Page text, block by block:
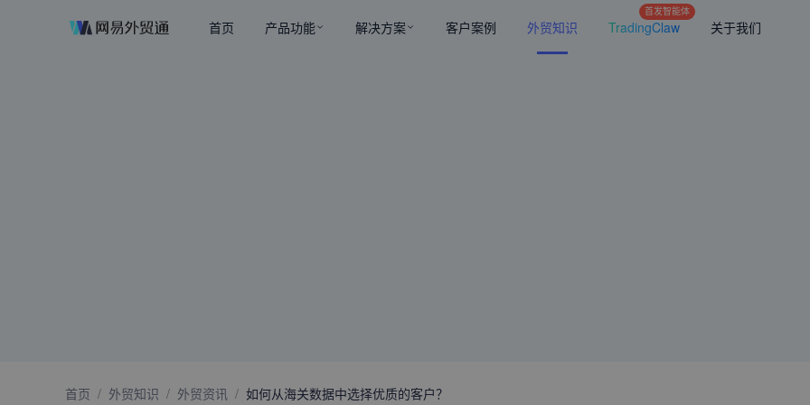
首页 产品功能 解决方案 客户案例 外贸知识 TradingClaw
首发智能体
关于我们
首页 / 外贸知识 / 外贸资讯 / 如何从海关数据中选择优质的客户？